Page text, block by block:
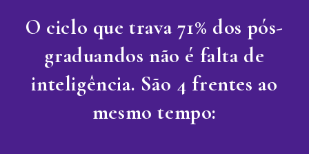
O ciclo que trava 71% dos pós-
graduandos não é falta de
inteligência. São 4 frentes ao
mesmo tempo: